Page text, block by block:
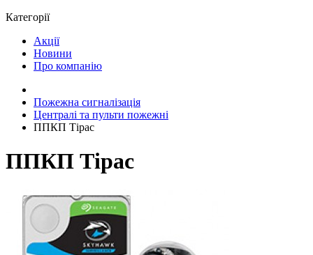
Категорії
Акції
Новини
Про компанію
Пожежна сигналізація
Централі та пульти пожежні
ППКП Тірас
ППКП Тірас